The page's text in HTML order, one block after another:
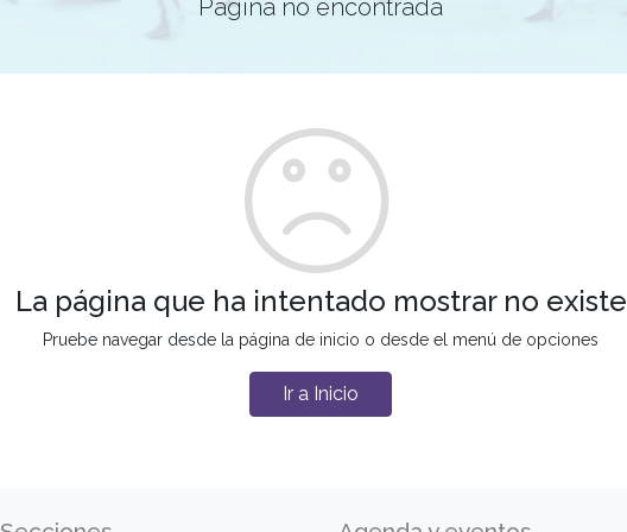
Página no encontrada
La página que ha intentado mostrar no existe
Pruebe navegar desde la página de inicio o desde el menú de opciones
Ir a Inicio